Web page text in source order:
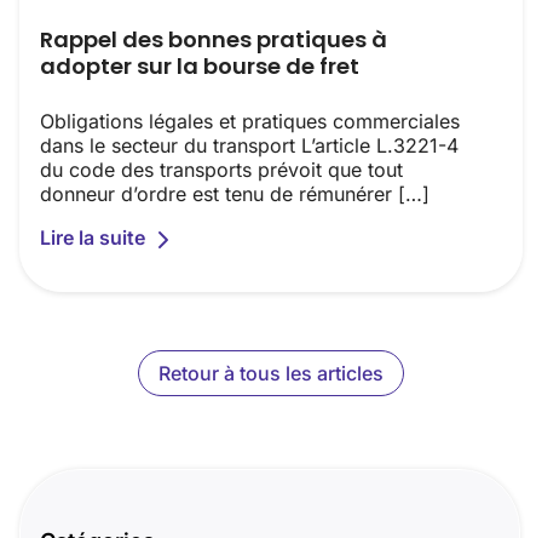
Rappel des bonnes pratiques à
adopter sur la bourse de fret
Obligations légales et pratiques commerciales
dans le secteur du transport L’article L.3221-4
du code des transports prévoit que tout
donneur d’ordre est tenu de rémunérer […]
Lire la suite
Retour à tous les articles